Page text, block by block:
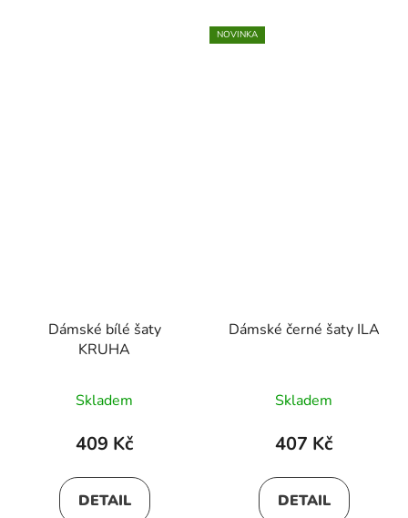
Dámské bílé šaty
KRUHA
Skladem
409 Kč
DETAIL
NOVINKA
Dámské černé šaty ILA
Skladem
407 Kč
DETAIL